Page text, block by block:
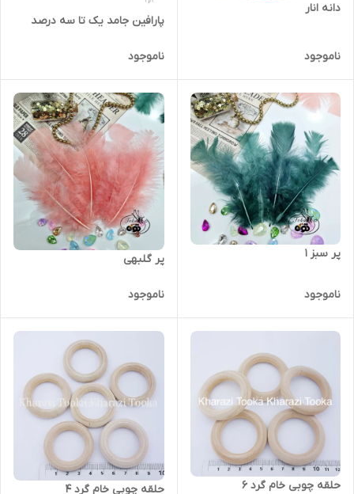
دانه انار
ناموجود
پارافین جامد یک تا سه درصد
ناموجود
پر سبز ۱
ناموجود
پر گلبهی
ناموجود
حلقه چوبی خام گرد ۶ حلقه چوبی خام گرد ۴